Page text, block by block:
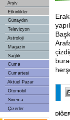
Arşiv
Etkinlikler
Günaydın
Televizyon
Astroloji
Magazin
Sağlık
Cuma
Cumartesi
Aktüel Pazar
Otomobil
Sinema
Çizerler